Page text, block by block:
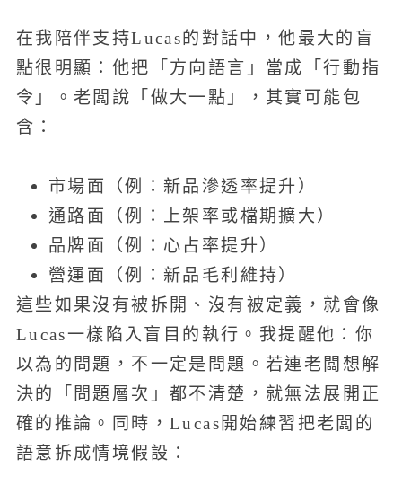
在我陪伴支持Lucas的對話中，他最大的盲
點很明顯：他把「方向語言」當成「行動指
令」。老闆說「做大一點」，其實可能包
含：
市場面（例：新品滲透率提升）
通路面（例：上架率或檔期擴大）
品牌面（例：心占率提升）
營運面（例：新品毛利維持）
這些如果沒有被拆開、沒有被定義，就會像
Lucas一樣陷入盲目的執行。我提醒他：你
以為的問題，不一定是問題。若連老闆想解
決的「問題層次」都不清楚，就無法展開正
確的推論。同時，Lucas開始練習把老闆的
語意拆成情境假設：